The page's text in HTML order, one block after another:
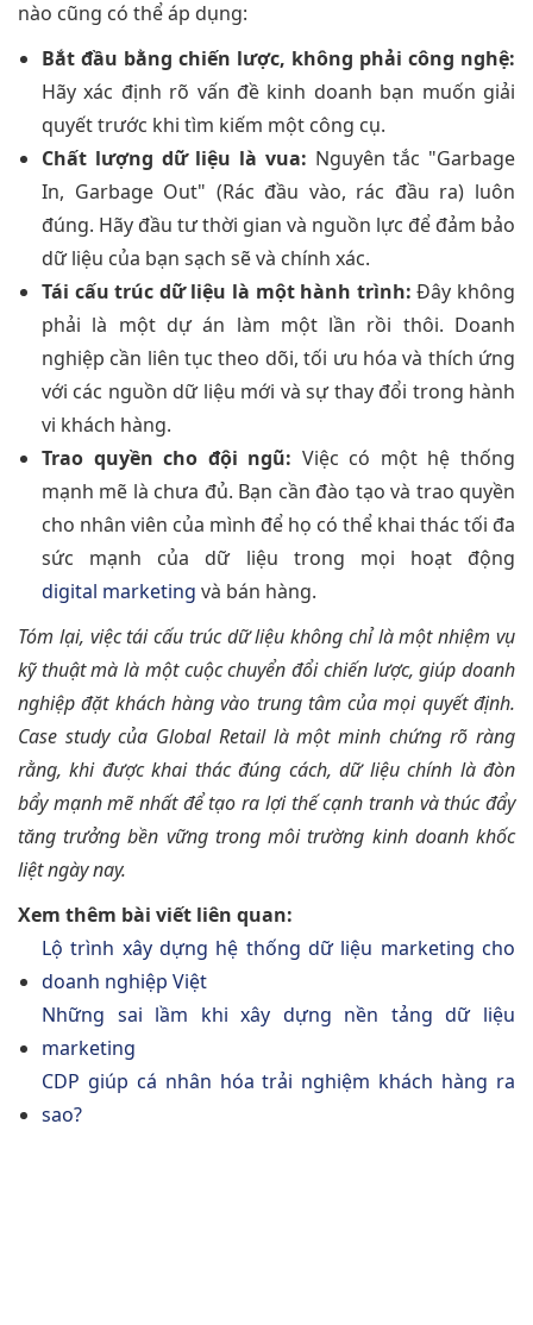
nào cũng có thể áp dụng:
Bắt đầu bằng chiến lược, không phải công nghệ:
Hãy xác định rõ vấn đề kinh doanh bạn muốn giải
quyết trước khi tìm kiếm một công cụ.
Chất lượng dữ liệu là vua: Nguyên tắc "Garbage
In, Garbage Out" (Rác đầu vào, rác đầu ra) luôn
đúng. Hãy đầu tư thời gian và nguồn lực để đảm bảo
dữ liệu của bạn sạch sẽ và chính xác.
Tái cấu trúc dữ liệu là một hành trình: Đây không
phải là một dự án làm một lần rồi thôi. Doanh
nghiệp cần liên tục theo dõi, tối ưu hóa và thích ứng
với các nguồn dữ liệu mới và sự thay đổi trong hành
vi khách hàng.
Trao quyền cho đội ngũ: Việc có một hệ thống
mạnh mẽ là chưa đủ. Bạn cần đào tạo và trao quyền
cho nhân viên của mình để họ có thể khai thác tối đa
sức mạnh của dữ liệu trong mọi hoạt động
digital marketing và bán hàng.
Tóm lại, việc tái cấu trúc dữ liệu không chỉ là một nhiệm vụ
kỹ thuật mà là một cuộc chuyển đổi chiến lược, giúp doanh
nghiệp đặt khách hàng vào trung tâm của mọi quyết định.
Case study của Global Retail là một minh chứng rõ ràng
rằng, khi được khai thác đúng cách, dữ liệu chính là đòn
bẩy mạnh mẽ nhất để tạo ra lợi thế cạnh tranh và thúc đẩy
tăng trưởng bền vững trong môi trường kinh doanh khốc
liệt ngày nay.
Xem thêm bài viết liên quan:
Lộ trình xây dựng hệ thống dữ liệu marketing cho
doanh nghiệp Việt
Những sai lầm khi xây dựng nền tảng dữ liệu
marketing
CDP giúp cá nhân hóa trải nghiệm khách hàng ra
sao?